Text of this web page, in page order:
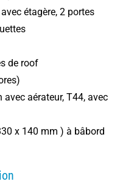
étagère, 2 portes
de roof
aérateur, T44, avec
x 140 mm ) à bâbord